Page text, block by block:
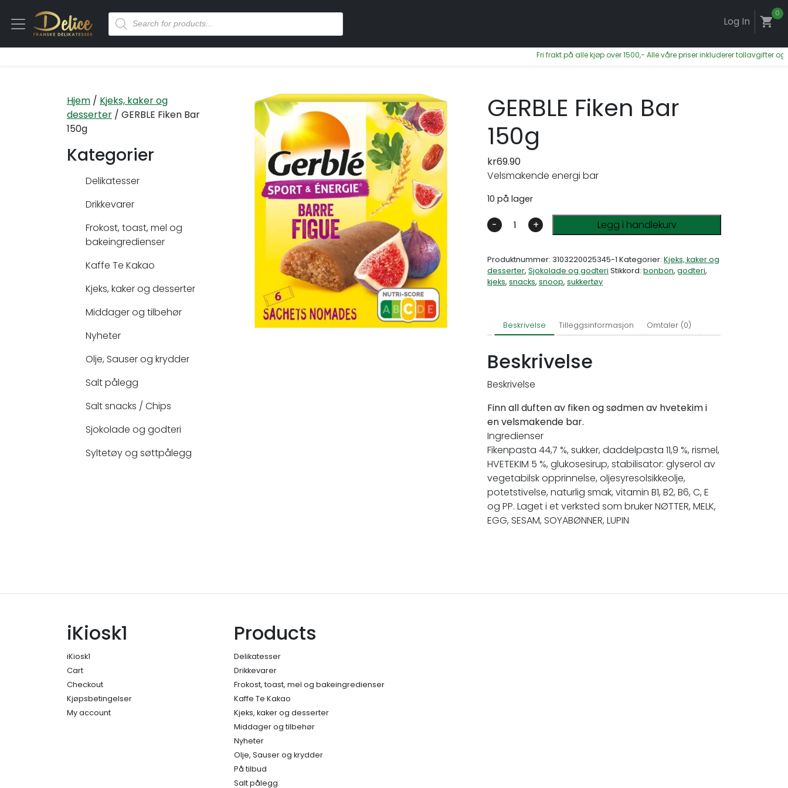
Log In
0
shopping_cart
Fri frakt på alle kjøp over 1500,- Alle våre priser inkluderer tollavgifter og
Hjem / Kjeks, kaker og
desserter / GERBLE Fiken Bar
150g
Kategorier
Delikatesser
Drikkevarer
Frokost, toast, mel og
bakeingredienser
Kaffe Te Kakao
Kjeks, kaker og desserter
Middager og tilbehør
Nyheter
Olje, Sauser og krydder
Salt pålegg
Salt snacks / Chips
Sjokolade og godteri
Syltetøy og søttpålegg
GERBLE Fiken Bar
150g
kr69.90
Velsmakende energi bar
10 på lager
- + Legg i handlekurv
Produktnummer: 3103220025345-1 Kategorier:Kjeks, kaker og
desserter,Sjokolade og godteri Stikkord:bonbon,godteri,
kjeks,snacks,snoop,sukkertøy
Beskrivelse Tilleggsinformasjon Omtaler (0)
Beskrivelse
Beskrivelse
Finn all duften av fiken og sødmen av hvetekim i
en velsmakende bar.
Ingredienser
Fikenpasta 44,7 %, sukker, daddelpasta 11,9 %, rismel,
HVETEKIM 5 %, glukosesirup, stabilisator: glyserol av
vegetabilsk opprinnelse, oljesyresolsikkeolje,
potetstivelse, naturlig smak, vitamin B1, B2, B6, C, E
og PP. Laget i et verksted som bruker NØTTER, MELK,
EGG, SESAM, SOYABØNNER, LUPIN
iKiosk1
iKiosk1
Cart
Checkout
Kjøpsbetingelser
My account
Products
Delikatesser
Drikkevarer
Frokost, toast, mel og bakeingredienser
Kaffe Te Kakao
Kjeks, kaker og desserter
Middager og tilbehør
Nyheter
Olje, Sauser og krydder
På tilbud
Salt pålegg